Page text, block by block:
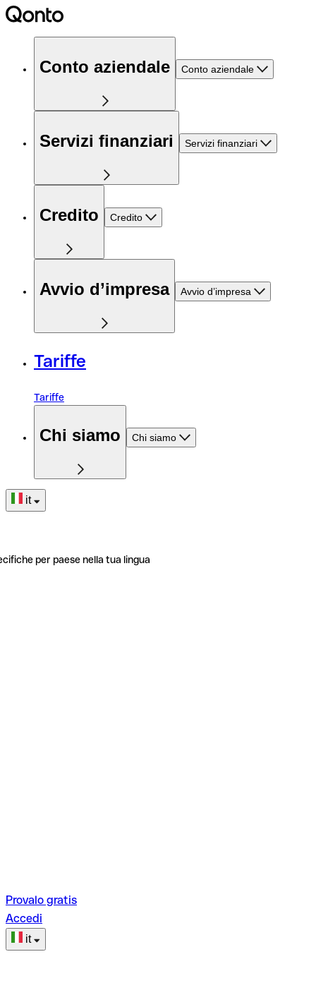
Conto aziendale Conto aziendale
Servizi finanziari Servizi finanziari
Credito Credito
Avvio d’impresa Avvio d’impresa
Tariffe
Tariffe
Chi siamo Chi siamo
it
per paese nella tua lingua
Provalo gratis
Accedi
it